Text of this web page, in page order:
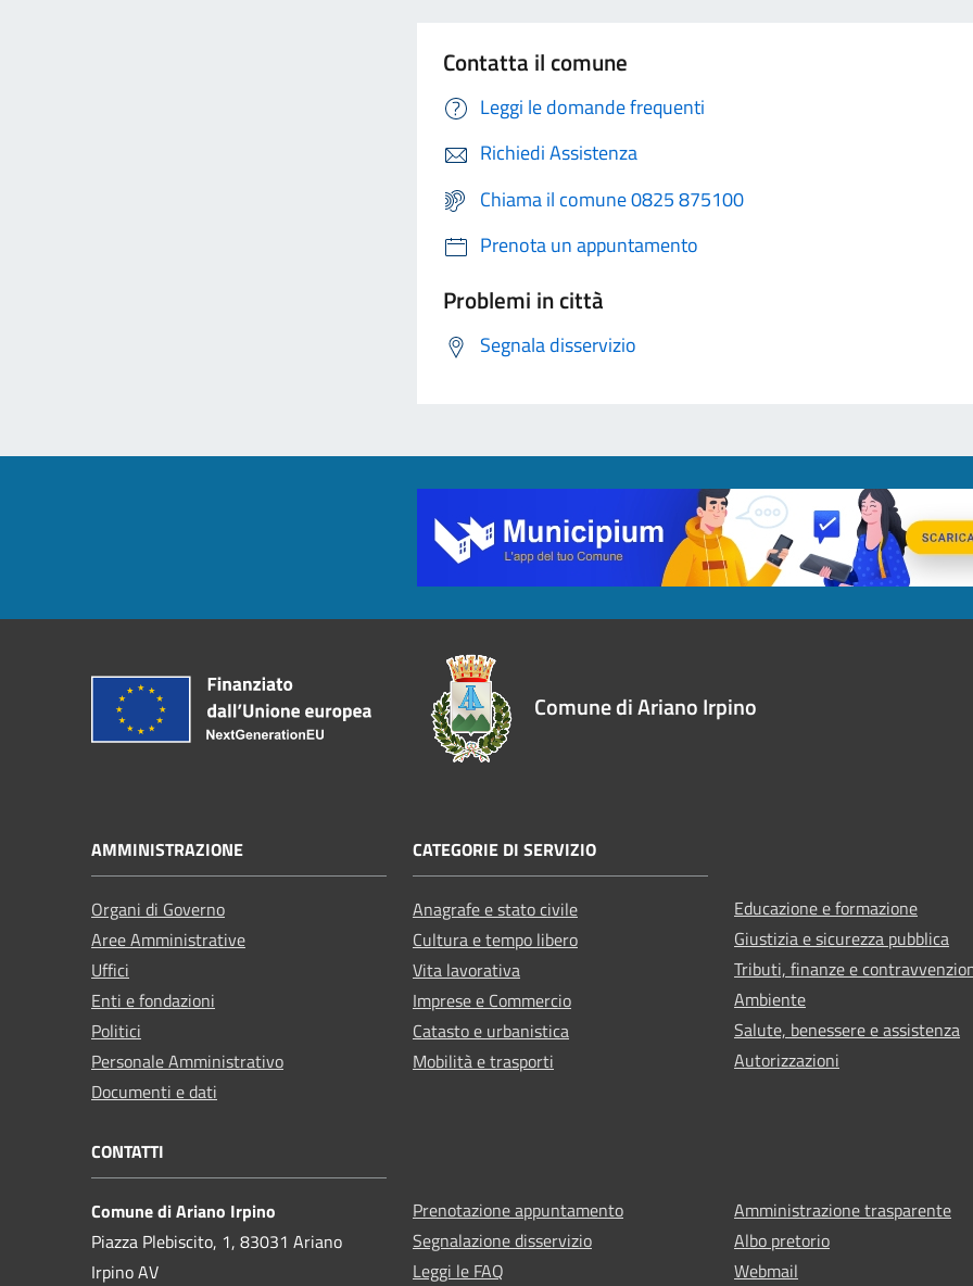
Contatta il comune
Leggi le domande frequenti
Richiedi Assistenza
Chiama il comune 0825 875100
Prenota un appuntamento
Problemi in città
Segnala disservizio
Comune di Ariano Irpino
AMMINISTRAZIONE
Organi di Governo
Aree Amministrative
Uffici
Enti e fondazioni
Politici
Personale Amministrativo
Documenti e dati
CATEGORIE DI SERVIZIO
Anagrafe e stato civile
Cultura e tempo libero
Vita lavorativa
Imprese e Commercio
Catasto e urbanistica
Mobilità e trasporti
Educazione e formazione
Giustizia e sicurezza pubblica
Tributi, finanze e
Ambiente
Salute, benessere e assistenza
Autorizzazioni
CONTATTI
Comune di Ariano Irpino
Piazza Plebiscito, 1, 83031 Ariano
Irpino AV
Prenotazione appuntamento
Segnalazione disservizio
Leggi le FAQ
Amministrazione trasparente
Albo pretorio
Webmail